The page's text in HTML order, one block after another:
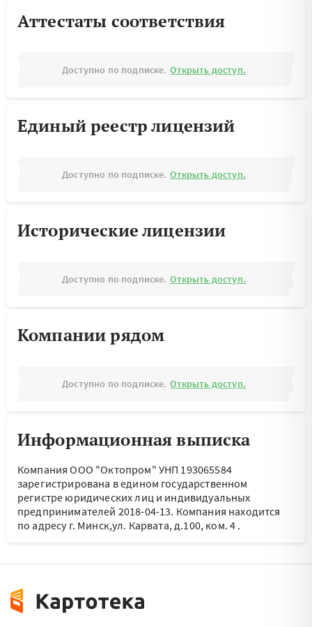
Аттестаты соответствия
Доступно по подписке. Открыть доступ.
Единый реестр лицензий
Доступно по подписке. Открыть доступ.
Исторические лицензии
Доступно по подписке. Открыть доступ.
Компании рядом
Доступно по подписке. Открыть доступ.
Информационная выписка
Компания ООО "Октопром" УНП 193065584
зарегистрирована в едином государственном
регистре юридических лиц и индивидуальных
предпринимателей 2018-04-13. Компания находится
по адресу г. Минск,ул. Карвата, д.100, ком. 4 .